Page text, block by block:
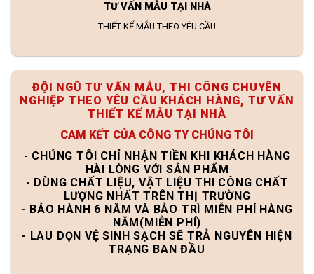
TƯ VẤN MẪU TẠI NHÀ
THIẾT KẾ MẪU THEO YÊU CẦU
ĐỘI NGŨ TƯ VẤN MẪU, THI CÔNG CHUYÊN
NGHIỆP THEO YÊU CẦU KHÁCH HÀNG, TƯ VẤN
THIẾT KẾ MẪU TẠI NHÀ
CAM KẾT CỦA CÔNG TY CHÚNG TÔI
- CHÚNG TÔI CHỈ NHẬN TIỀN KHI KHÁCH HÀNG
HÀI LÒNG VỚI SẢN PHẨM
- DÙNG CHẤT LIỆU, VẬT LIỆU THI CÔNG CHẤT
LƯỢNG NHẤT TRÊN THỊ TRƯỜNG
- BẢO HÀNH 6 NĂM VÀ BẢO TRÌ MIỄN PHÍ HÀNG
NĂM(MIỄN PHÍ)
- LAU DỌN VỆ SINH SẠCH SẼ TRẢ NGUYÊN HIỆN
TRẠNG BAN ĐẦU